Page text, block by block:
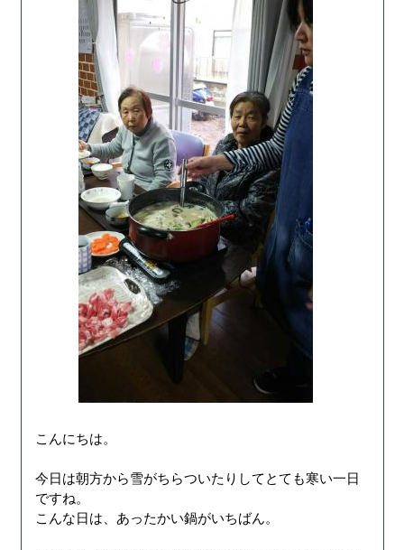
こんにちは。
今日は朝方から雪がちらついたりしてとても寒い一日
ですね。
こんな日は、あったかい鍋がいちばん。